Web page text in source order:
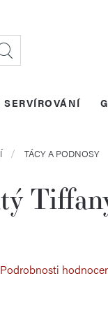
TÁCY A PODNOSY
Podrobnosti